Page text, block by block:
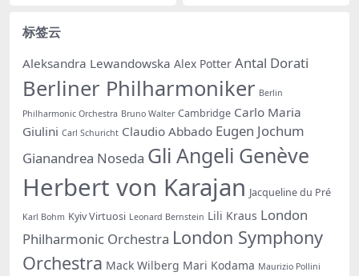
标签云
Aleksandra Lewandowska Alex Potter Antal Dorati
Berliner Philharmoniker Berlin
Philharmonic Orchestra Bruno Walter Cambridge Carlo Maria
Giulini Carl Schuricht Claudio Abbado Eugen Jochum
Gianandrea Noseda Gli Angeli Genève
Herbert von Karajan Jacqueline du Pré
Karl Bohm Kyiv Virtuosi Leonard Bernstein Lili Kraus London
Philharmonic Orchestra London Symphony
Orchestra Mack Wilberg Mari Kodama Maurizio Pollini